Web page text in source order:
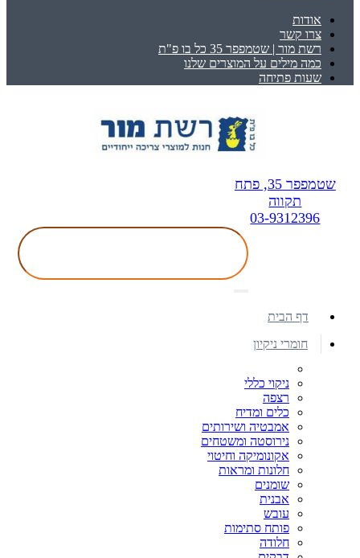
אודות
צרו קשר
רשת מור | שטמפפר 35 כל בו פ"ת
כמה מילים על המוצרים שלנו
שעות פתיחה
שטמפפר 35, פתח
תקווה
03-9312396
דף הבית
חומרי ניקיון
ניקוי כללי
רצפה
כלים ומדיח
אמבטיה ושירותים
נירוסטה ומשטחים
אקונומיקה וחיטוי
חלונות ומראות
שומנים
אבנית
עובש
פותח סתימות
חלודה